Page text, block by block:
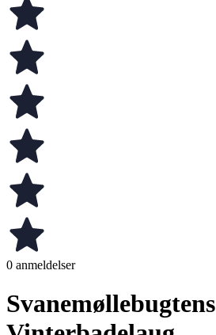
0 anmeldelser
Svanemøllebugtens